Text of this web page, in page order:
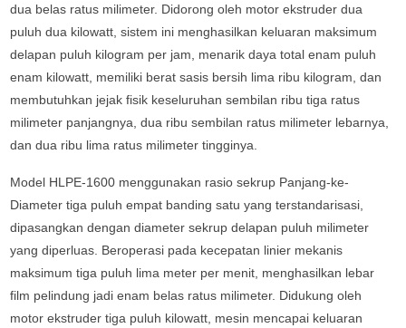
dua belas ratus milimeter. Didorong oleh motor ekstruder dua
puluh dua kilowatt, sistem ini menghasilkan keluaran maksimum
delapan puluh kilogram per jam, menarik daya total enam puluh
enam kilowatt, memiliki berat sasis bersih lima ribu kilogram, dan
membutuhkan jejak fisik keseluruhan sembilan ribu tiga ratus
milimeter panjangnya, dua ribu sembilan ratus milimeter lebarnya,
dan dua ribu lima ratus milimeter tingginya.
Model HLPE-1600 menggunakan rasio sekrup Panjang-ke-
Diameter tiga puluh empat banding satu yang terstandarisasi,
dipasangkan dengan diameter sekrup delapan puluh milimeter
yang diperluas. Beroperasi pada kecepatan linier mekanis
maksimum tiga puluh lima meter per menit, menghasilkan lebar
film pelindung jadi enam belas ratus milimeter. Didukung oleh
motor ekstruder tiga puluh kilowatt, mesin mencapai keluaran